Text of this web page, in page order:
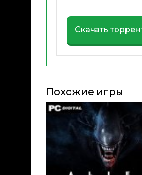
Скачать
Похожие игры